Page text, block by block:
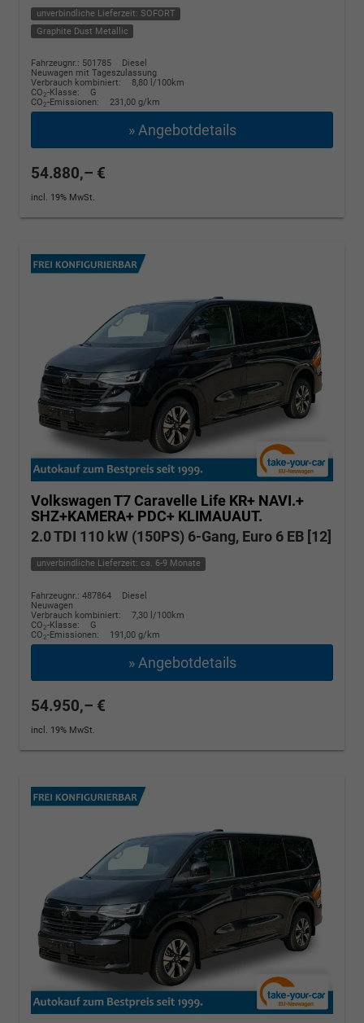
unverbindliche Lieferzeit: SOFORT
Graphite Dust Metallic
Fahrzeugnr.: 501785
Diesel
Neuwagen mit Tageszulassung
Verbrauch kombiniert:
8,80 l/100km
CO2-Klasse:
G
CO2-Emissionen: 231,00 g/km
» Angebotdetails
54.880,– €
incl. 19% MwSt.
Volkswagen T7 Caravelle Life KR+ NAVI.+
SHZ+KAMERA+ PDC+ KLIMAUAUT.
2.0 TDI 110 kW (150PS) 6-Gang, Euro 6 EB [12]
unverbindliche Lieferzeit: ca. 6-9 Monate
Fahrzeugnr.: 487864
Diesel
Neuwagen
Verbrauch kombiniert:
7,30 l/100km
CO2-Klasse:
G
CO2-Emissionen: 191,00 g/km
» Angebotdetails
54.950,– €
incl. 19% MwSt.